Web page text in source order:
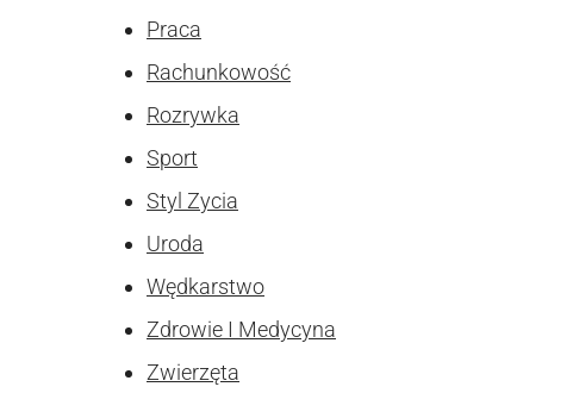
Praca
Rachunkowość
Rozrywka
Sport
Styl Zycia
Uroda
Wędkarstwo
Zdrowie I Medycyna
Zwierzęta